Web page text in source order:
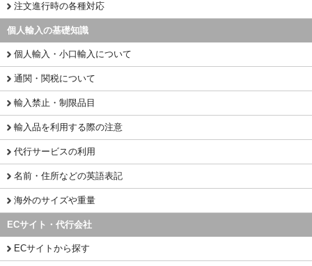
注文進行時の各種対応
個人輸入の基礎知識
個人輸入・小口輸入について
通関・関税について
輸入禁止・制限品目
輸入品を利用する際の注意
代行サービスの利用
名前・住所などの英語表記
海外のサイズや重量
ECサイト・代行会社
ECサイトから探す